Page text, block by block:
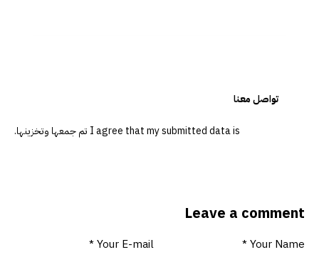
I agree that my submitted data is تم جمعها وتخزينها.
Leave a comment